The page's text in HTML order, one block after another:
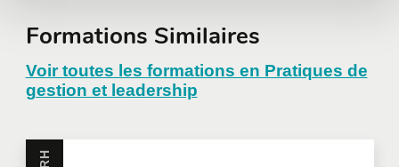
Demander une
formation en
entreprise
Formations Similaires
Voir toutes les formations en Pratiques de
gestion et leadership